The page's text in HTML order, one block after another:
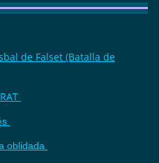
de Falset (Batalla de
oblidada